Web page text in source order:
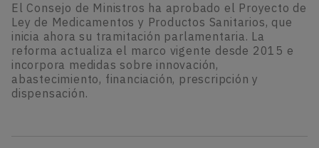
El Consejo de Ministros ha aprobado el Proyecto de
Ley de Medicamentos y Productos Sanitarios, que
inicia ahora su tramitación parlamentaria. La
reforma actualiza el marco vigente desde 2015 e
incorpora medidas sobre innovación,
abastecimiento, financiación, prescripción y
dispensación.